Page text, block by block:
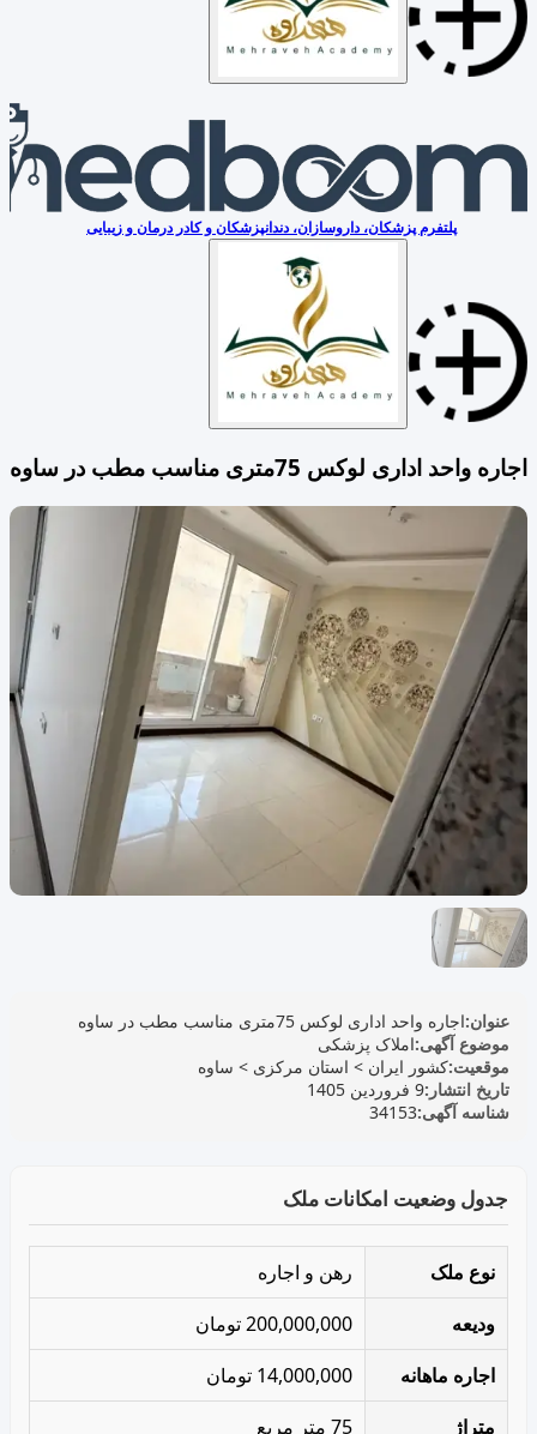
پلتفرم پزشکان، داروسازان، دندانپزشکان و کادر درمان و زیبایی
اجاره واحد اداری لوکس 75متری مناسب مطب در ساوه
عنوان:اجاره واحد اداری لوکس 75متری مناسب مطب در ساوه
موضوع آگهی:املاک پزشکی
موقعیت:کشور ایران > استان مرکزی > ساوه
تاریخ انتشار:9 فروردین 1405
شناسه آگهی:34153
جدول وضعیت امکانات ملک
نوع ملک
رهن و اجاره
ودیعه
200,000,000 تومان
اجاره ماهانه
14,000,000 تومان
متراژ
75 متر مربع